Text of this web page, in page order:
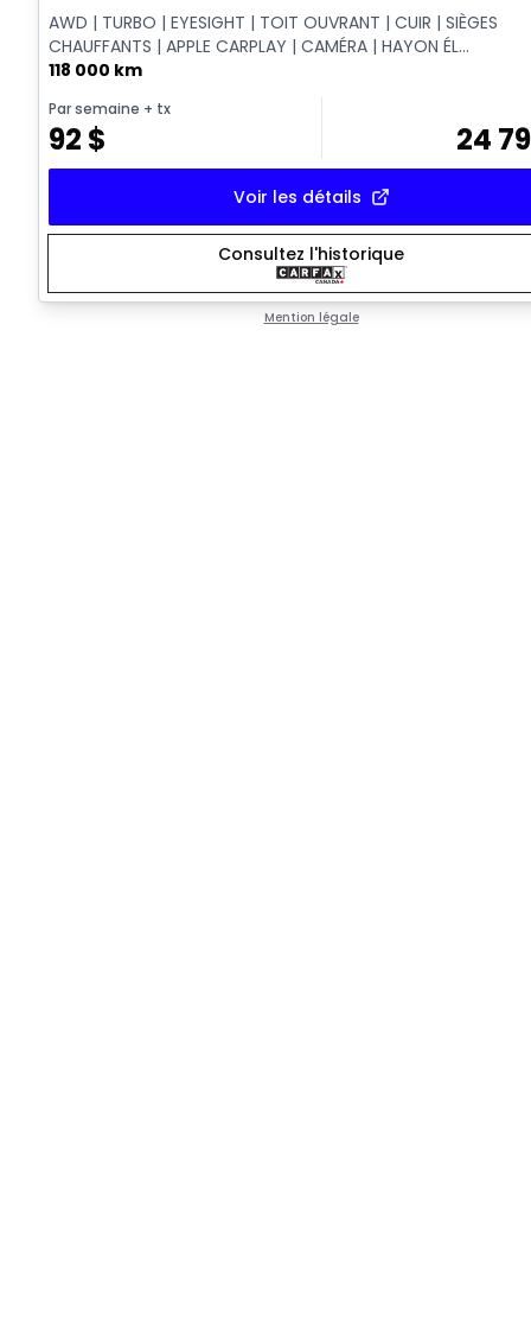
AWD | TURBO | EYESIGHT | TOIT OUVRANT | CUIR | SIÈGES
CHAUFFANTS | APPLE CARPLAY | CAMÉRA | HAYON ÉL...
118 000 km
Par semaine + tx
92 $ 24
Voir les détails
Consultez l'historique
Mention légale